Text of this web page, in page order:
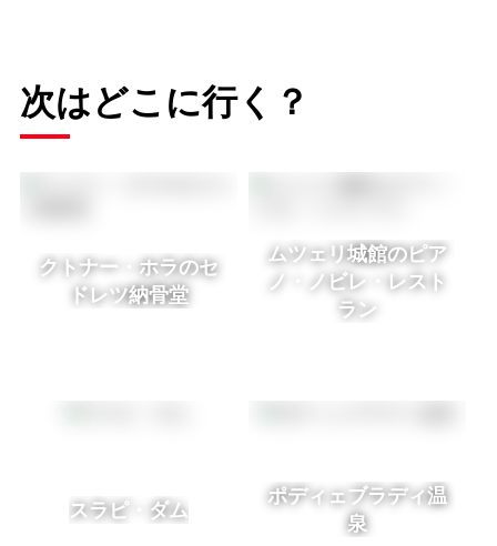
次はどこに行く？
クトナー・ホラのセ
ドレツ納骨堂
ムツェリ城館のピア
ノ・ノビレ・レスト
ラン
スラピ・ダム
ポディェブラディ温
泉